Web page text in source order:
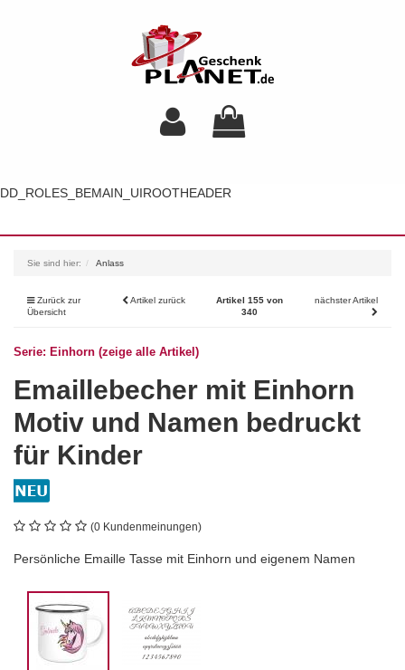
DD_ROLES_BEMAIN_UIROOTHEADER
Sie sind hier: Anlass
Zurück zur
Übersicht
Artikel zurück
Artikel 155 von
340
nächster Artikel
Serie: Einhorn (zeige alle Artikel)
Emaillebecher mit Einhorn
Motiv und Namen bedruckt
für Kinder
(0 Kundenmeinungen)
Persönliche Emaille Tasse mit Einhorn und eigenem Namen